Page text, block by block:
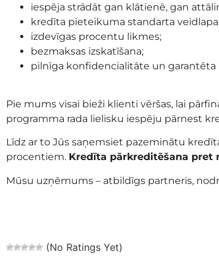
iespēja strādāt gan klātienē, gan
kredīta pieteikuma standarta
izdevīgas procentu likmes;
bezmaksas izskatīšana;
pilnīga konfidencialitāte un garantēta
Pie mums visai bieži klienti vēršas, lai
programma rada lielisku iespēju pārnest
Līdz ar to Jūs saņemsiet pazeminātu
procentiem. Kredīta pārkreditēšana pret
Mūsu uzņēmums – atbildīgs partneris,
(No Ratings Yet)